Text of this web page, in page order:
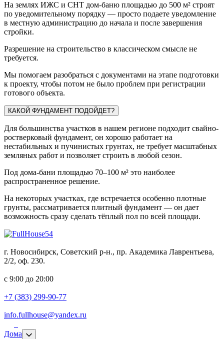
На землях ИЖС и СНТ дом-баню площадью до 500 м² строят
по уведомительному порядку — просто подаете уведомление
в местную администрацию до начала и после завершения
стройки.
Разрешение на строительство в классическом смысле не
требуется.
Мы помогаем разобраться с документами на этапе подготовки
к проекту, чтобы потом не было проблем при регистрации
готового объекта.
КАКОЙ ФУНДАМЕНТ ПОДОЙДЕТ?
Для большинства участков в нашем регионе подходит свайно-
ростверковый фундамент, он хорошо работает на
нестабильных и пучинистых грунтах, не требует масштабных
земляных работ и позволяет строить в любой сезон.
Под дома-бани площадью 70–100 м² это наиболее
распространенное решение.
На некоторых участках, где встречается особенно плотные
грунты, рассматривается плитный фундамент — он дает
возможность сразу сделать тёплый пол по всей площади.
г. Новосибирск, Советский р-н., пр. Академика Лаврентьева,
2/2, оф. 230.
с 9:00 до 20:00
+7 (383) 299-90-77
info.fullhouse@yandex.ru
Дома